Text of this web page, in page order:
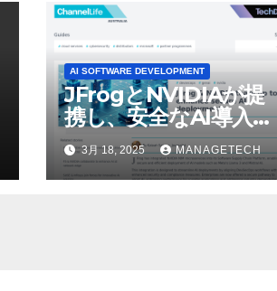
AI SOFTWARE DEVELOPMENT
JFrogとNVIDIAが提
携し、安全なAI導入を
強化
3月 18, 2025 MANAGETECH